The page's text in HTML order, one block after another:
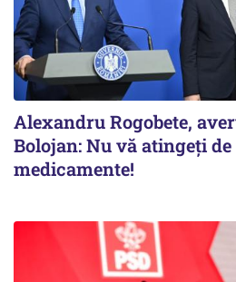
Alexandru Rogobete,
Bolojan: Nu vă atingeți
medicamente!